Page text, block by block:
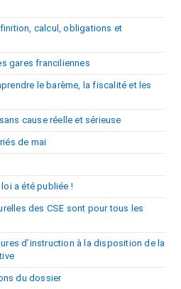
calcul, obligations et
gares franciliennes
le barème, la fiscalité et les
cause réelle et sérieuse
de mai
a été publiée !
des CSE sont pour tous les
d’instruction à la disposition de la
du dossier